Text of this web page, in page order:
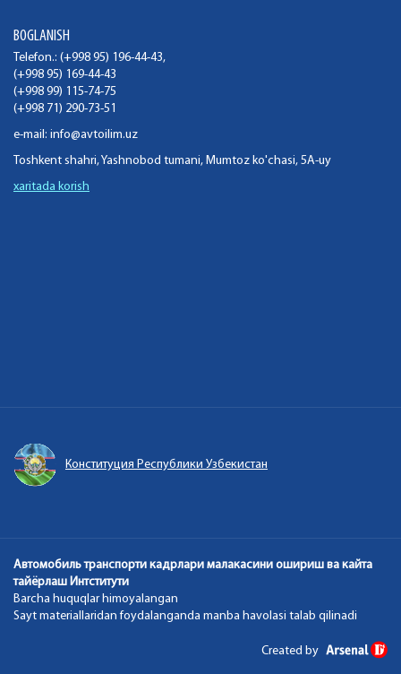
BOGLANISH
Telefon.: (+998 95) 196-44-43,
(+998 95) 169-44-43
(+998 99) 115-74-75
(+998 71) 290-73-51
e-mail: info@avtoilim.uz
Toshkent shahri, Yashnobod tumani, Mumtoz ko'chasi, 5A-uy
xaritada korish
Конституция Республики Узбекистан
Автомобиль транспорти кадрлари малакасини ошириш ва кайта
тайёрлаш Интститути
Barcha huquqlar himoyalangan
Sayt materiallaridan foydalanganda manba havolasi talab qilinadi
Created by